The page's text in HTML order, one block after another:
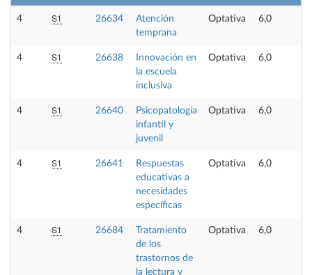
4 S1 26634
Atención
temprana
Optativa 6,0
4 S1 26638
Innovación en
la escuela
inclusiva
Optativa 6,0
4 S1 26640
Psicopatología
infantil y
juvenil
Optativa 6,0
4 S1 26641
Respuestas
educativas a
necesidades
específicas
Optativa 6,0
4 S1 26684
Tratamiento
de los
trastornos de
la lectura y
Optativa 6,0